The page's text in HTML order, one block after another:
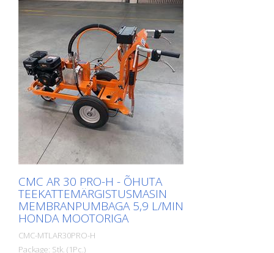
töötulemust. Iga väljakutse jaoks on
saadaval õiged kettad. VA 25 S on
saadaval bensiini- või elektrilise masinana.
Väga hästi tõestatud piiritlusfreesijana
markeerimisfirmadele. Töölaius: 250 mm
Kaal: 95 - 105 kg (210 - 230 naela).
Töötamine: Honda bensiinimootor
Võimsus: Võimsus: 6 kW Töölaius: 250
mm (10'') Kaugus seinast: 67 mm (2,6'')
Mõõdud: 950 x 455 x 1165 mm (37 x 18 x
46'') Standardne paigaldus:
kuuskantliistud
CMC AR 30 PRO-H - ÕHUTA
TEEKATTEMÄRGISTUSMASIN
MEMBRANPUMBAGA 5,9 L/MIN
HONDA MOOTORIGA
CMC-MTLAR30PRO-H
Package: Stk. (1Pc.)